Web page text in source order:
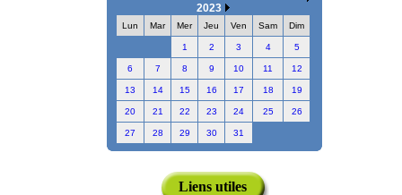
2023
Lun Mar Mer Jeu Ven Sam Dim
1 2 3 4 5
6 7 8 9 10 11 12
13 14 15 16 17 18 19
20 21 22 23 24 25 26
27 28 29 30 31
Liens utiles